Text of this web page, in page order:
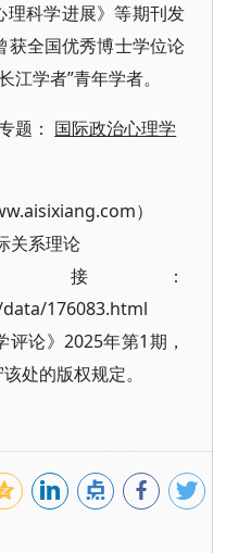
科学进展》等期刊发
获全国优秀博士学位论
江学者”青年学者。
题： 国际政治心理学
）
关系理论
接：
176083.html
论》2025年第1期，
处的版权规定。